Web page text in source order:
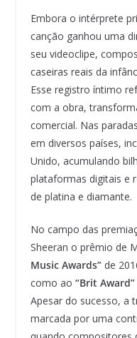
Embora o intérprete
canção ganhou uma
seu videoclipe,
caseiras reais da
Esse registro íntimo
com a obra,
comercial. Nas
em diversos países,
Unido, acumulando
plataformas digitais e
de platina e diamante.
No campo das
Sheeran o prêmio de
Music Awards”de
como ao “Brit Award”
Apesar do sucesso, a
marcada por uma